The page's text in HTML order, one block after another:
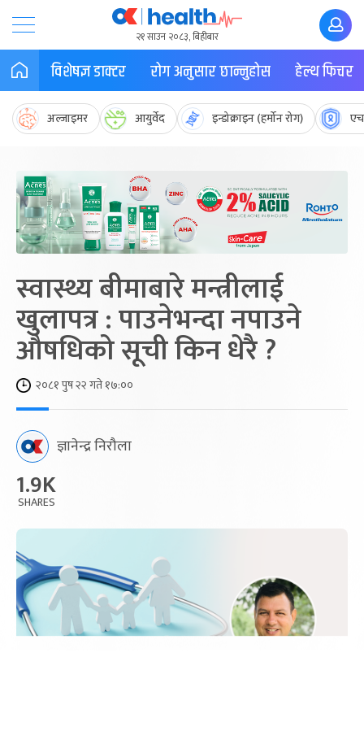
२१ साउन २०८३, बिहीबार
विशेषज्ञ डाक्टर रोग अनुसार छान्नुहोस हेल्थ फिचर
अल्जाइमर आयुर्वेद इन्डोक्राइन (हर्मोन रोग)
स्वास्थ्य बीमाबारे मन्त्रीलाई
खुलापत्र : पाउनेभन्दा नपाउने
औषधिको सूची किन धेरै ?
२०८१ पुष २२ गते १७:००
ज्ञानेन्द्र निरौला
1.9K
SHARES